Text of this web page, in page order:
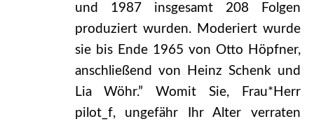
und 1987 insgesamt 208 Folgen
produziert wurden. Moderiert wurde
sie bis Ende 1965 von Otto Höpfner,
anschließend von Heinz Schenk und
Lia Wöhr.” Womit Sie, Frau*Herr
pilot_f, ungefähr Ihr Alter verraten